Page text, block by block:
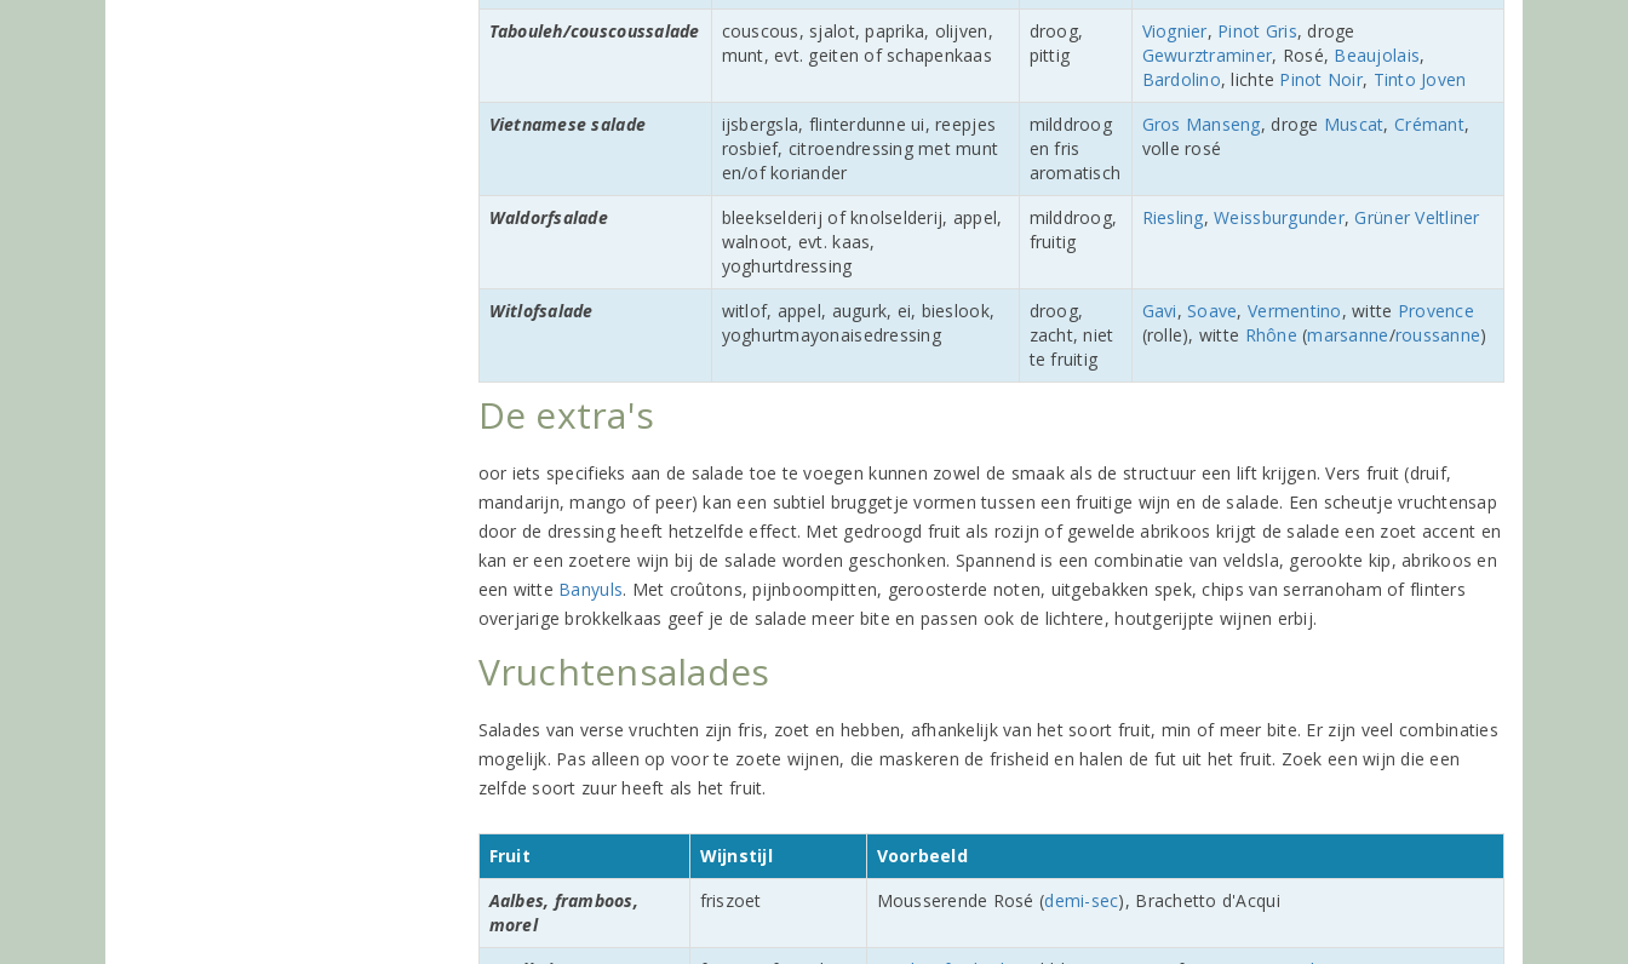
Tabouleh/couscoussalade
couscous, sjalot, paprika, olijven,
munt, evt. geiten of schapenkaas
droog,
pittig
Viognier, Pinot Gris, droge
Gewurztraminer, Rosé, Beaujolais,
Bardolino, lichte Pinot Noir, Tinto Joven
Vietnamese salade
ijsbergsla, flinterdunne ui, reepjes
rosbief, citroendressing met munt
en/of koriander
milddroog
en fris
aromatisch
Gros Manseng, droge Muscat, Crémant,
volle rosé
Waldorfsalade
bleekselderij of knolselderij, appel,
walnoot, evt. kaas,
yoghurtdressing
milddroog,
fruitig
Riesling,Weissburgunder,Grüner Veltliner
Witlofsalade
witlof, appel, augurk, ei, bieslook,
yoghurtmayonaisedressing
droog,
zacht, niet
te fruitig
Gavi, Soave,Vermentino, witte Provence
(rolle), witte Rhône(marsanne/roussanne)
De extra's
oor iets specifieks aan de salade toe te voegen kunnen zowel de smaak als de structuur een lift krijgen. Vers fruit (druif,
mandarijn, mango of peer) kan een subtiel bruggetje vormen tussen een fruitige wijn en de salade. Een scheutje vruchtensap
door de dressing heeft hetzelfde effect. Met gedroogd fruit als rozijn of gewelde abrikoos krijgt de salade een zoet accent en
kan er een zoetere wijn bij de salade worden geschonken. Spannend is een combinatie van veldsla, gerookte kip, abrikoos en
een witte Banyuls. Met croûtons, pijnboompitten, geroosterde noten, uitgebakken spek, chips van serranoham of flinters
overjarige brokkelkaas geef je de salade meer bite en passen ook de lichtere, houtgerijpte wijnen erbij.
Vruchtensalades
Salades van verse vruchten zijn fris, zoet en hebben, afhankelijk van het soort fruit, min of meer bite. Er zijn veel combinaties
mogelijk. Pas alleen op voor te zoete wijnen, die maskeren de frisheid en halen de fut uit het fruit. Zoek een wijn die een
zelfde soort zuur heeft als het fruit.
Fruit Wijnstijl
Voorbeeld
Aalbes, framboos,
morel
friszoet Mousserende Rosé (demi-sec), Brachetto d'Acqui